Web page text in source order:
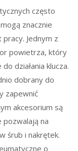
często
znacznie
Jednym z
powietrza, który
działania klucza.
dobrany do
zapewnić
akcesorium są
pozwalają na
śrub i nakrętek.
o